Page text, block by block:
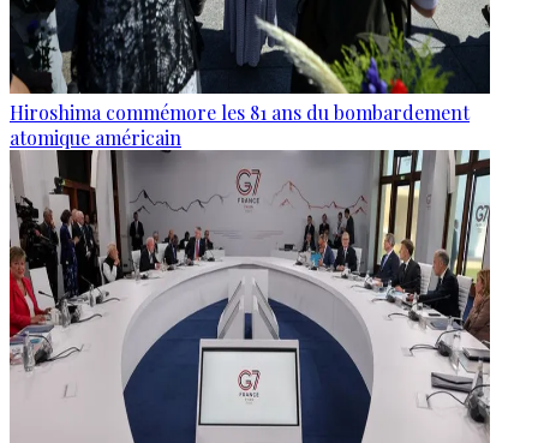
Hiroshima commémore les 81 ans du bombardement
atomique américain